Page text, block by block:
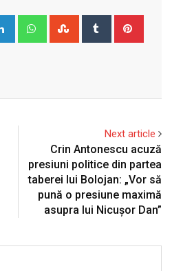
LinkedIn WhatsappStumbleUpon
Tumblr
Next article
Crin Antonescu acuză
presiuni politice din partea
taberei lui Bolojan: „Vor să
pună o presiune maximă
asupra lui Nicușor Dan”